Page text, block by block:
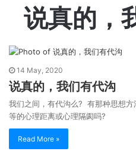
说真的，
14 May, 2020
说真的，我们有代沟
我们之间，有代沟么? 有那种思想
等的心理距离或心理隔阂吗?
Read More »